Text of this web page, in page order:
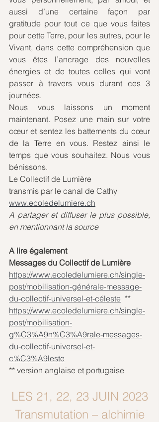
aussi d’une certaine façon par
gratitude pour tout ce que vous faites
pour cette Terre, pour les autres, pour le
Vivant, dans cette compréhension que
vous êtes l’ancrage des nouvelles
énergies et de toutes celles qui vont
passer à travers vous durant ces 3
journées.
Nous vous laissons un moment
maintenant. Posez une main sur votre
cœur et sentez les battements du cœur
de la Terre en vous. Restez ainsi le
temps que vous souhaitez. Nous vous
bénissons.
Le Collectif de Lumière
transmis par le canal de Cathy
www.ecoledelumiere.ch
A partager et diffuser le plus possible,
en mentionnant la source
A lire également
Messages du Collectif de Lumière
https://www.ecoledelumiere.ch/single-
post/mobilisation-générale-message-
du-collectif-universel-et-céleste
  **
https://www.ecoledelumiere.ch/single-
post/mobilisation-
g%C3%A9n%C3%A9rale-messages-
du-collectif-universel-et-
c%C3%A9leste
** version anglaise et portugaise
LES 21, 22, 23 JUIN 2023
Transmutation – alchimie